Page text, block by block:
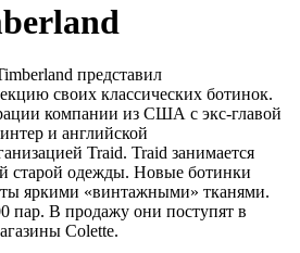
представил
своих классических ботинок.
компании из США с экс-главой
и английской
Traid. Traid занимается
старой одежды. Новые ботинки
яркими «винтажными» тканями.
пар. В продажу они поступят в
Colette.